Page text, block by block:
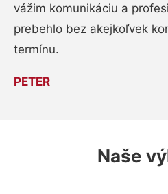
vážim komunikáciu a
prebehlo bez akejkoľvek
termínu.
PETER
Naše